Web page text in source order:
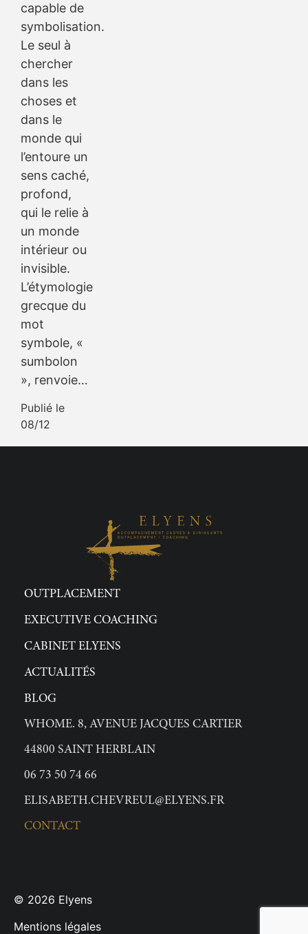
Publié le
08/12
capable de
symbolisation.
Le seul à
chercher
dans les
choses et
dans le
monde qui
l’entoure un
sens caché,
profond,
qui le relie à
un monde
intérieur ou
invisible.
L’étymologie
grecque du
mot
symbole, «
sumbolon
», renvoie…
OUTPLACEMENT
EXECUTIVE COACHING
CABINET ELYENS
ACTUALITÉS
BLOG
WHOME. 8, AVENUE JACQUES CARTIER
44800 SAINT HERBLAIN
06 73 50 74 66
ELISABETH.CHEVREUL@ELYENS.FR
CONTACT
© 2026 Elyens
Mentions légales